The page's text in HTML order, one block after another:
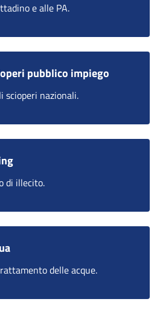
e alle PA.
pubblico impiego
scioperi nazionali.
di illecito.
delle acque.